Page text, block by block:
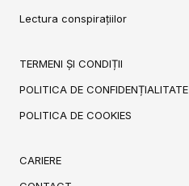
Lectura conspirațiilor
TERMENI ȘI CONDIȚII
POLITICA DE CONFIDENȚIALITATE
POLITICA DE COOKIES
CARIERE